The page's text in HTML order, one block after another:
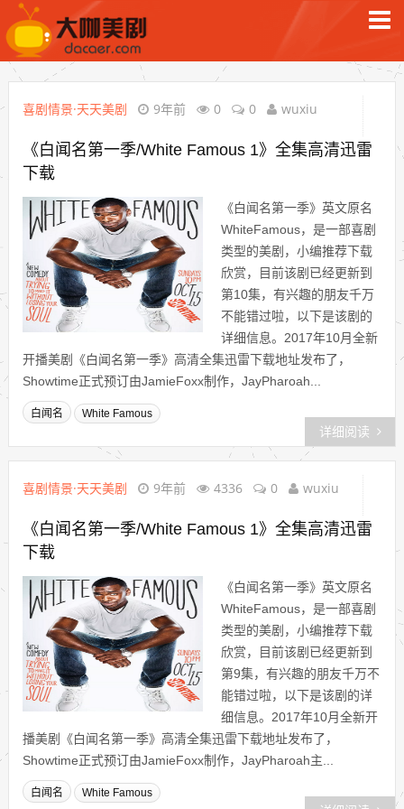
喜剧情景·天天美剧 9年前 0 0 wuxiu
《白闻名第一季/White Famous 1》全集高清迅雷
下载
《白闻名第一季》英文原名
WhiteFamous，是一部喜剧
类型的美剧，小编推荐下载
欣赏，目前该剧已经更新到
第10集，有兴趣的朋友千万
不能错过啦，以下是该剧的
详细信息。2017年10月全新
开播美剧《白闻名第一季》高清全集迅雷下载地址发布了，
Showtime正式预订由JamieFoxx制作，JayPharoah...
白闻名 White Famous
详细阅读
喜剧情景·天天美剧 9年前 4336 0 wuxiu
《白闻名第一季/White Famous 1》全集高清迅雷
下载
《白闻名第一季》英文原名
WhiteFamous，是一部喜剧
类型的美剧，小编推荐下载
欣赏，目前该剧已经更新到
第9集，有兴趣的朋友千万不
能错过啦，以下是该剧的详
细信息。2017年10月全新开
播美剧《白闻名第一季》高清全集迅雷下载地址发布了，
Showtime正式预订由JamieFoxx制作，JayPharoah主...
白闻名 White Famous